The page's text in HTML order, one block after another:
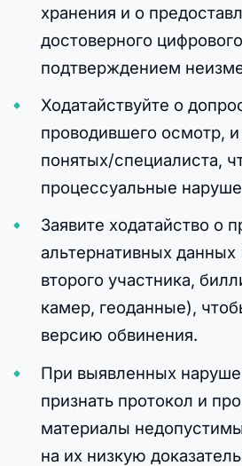
хранения и о
достоверного
подтверждением
Ходатайствуйте о
проводившего осмотр,
понятых/специалиста,
процессуальные
Заявите ходатайство о
альтернативных данных
второго участника,
камер, геоданные),
версию обвинения.
При выявленных
признать протокол и
материалы
на их низкую